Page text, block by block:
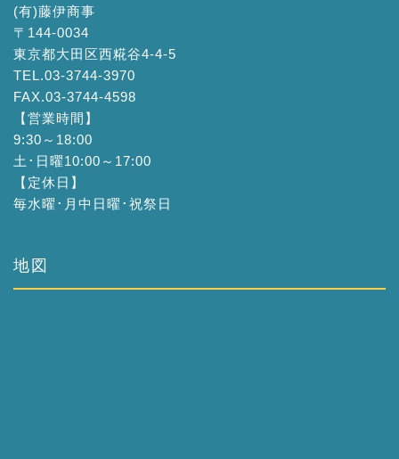
(有)藤伊商事
〒144-0034
東京都大田区西糀谷4-4-5
TEL.03-3744-3970
FAX.03-3744-4598
【営業時間】
9:30～18:00
土･日曜10:00～17:00
【定休日】
毎水曜･月中日曜･祝祭日
地図